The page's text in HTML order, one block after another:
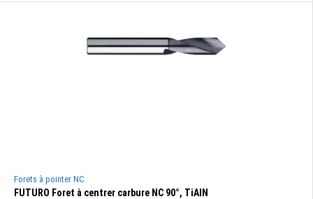
Forets à pointer NC
FUTURO Foret à centrer carbure NC 90°, TiAlN